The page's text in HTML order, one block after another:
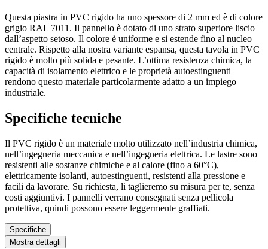
Questa piastra in PVC rigido ha uno spessore di 2 mm ed è di colore
grigio RAL 7011. Il pannello è dotato di uno strato superiore liscio
dall’aspetto setoso. Il colore è uniforme e si estende fino al nucleo
centrale. Rispetto alla nostra variante espansa, questa tavola in PVC
rigido è molto più solida e pesante. L’ottima resistenza chimica, la
capacità di isolamento elettrico e le proprietà autoestinguenti
rendono questo materiale particolarmente adatto a un impiego
industriale.
Specifiche tecniche
Il PVC rigido è un materiale molto utilizzato nell’industria chimica,
nell’ingegneria meccanica e nell’ingegneria elettrica. Le lastre sono
resistenti alle sostanze chimiche e al calore (fino a 60°C),
elettricamente isolanti, autoestinguenti, resistenti alla pressione e
facili da lavorare. Su richiesta, li taglieremo su misura per te, senza
costi aggiuntivi. I pannelli verrano consegnati senza pellicola
protettiva, quindi possono essere leggermente graffiati.
Specifiche
Mostra dettagli